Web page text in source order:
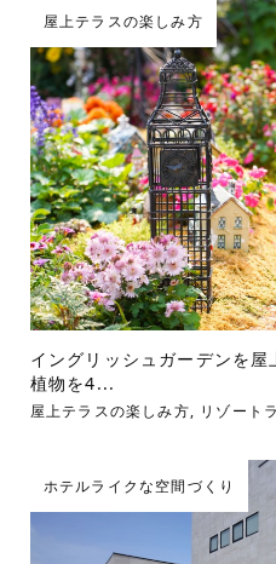
屋上テラスの楽しみ方
イングリッシュガーデンを
植物を4...
屋上テラスの楽しみ方, リゾート
ホテルライクな空間づくり